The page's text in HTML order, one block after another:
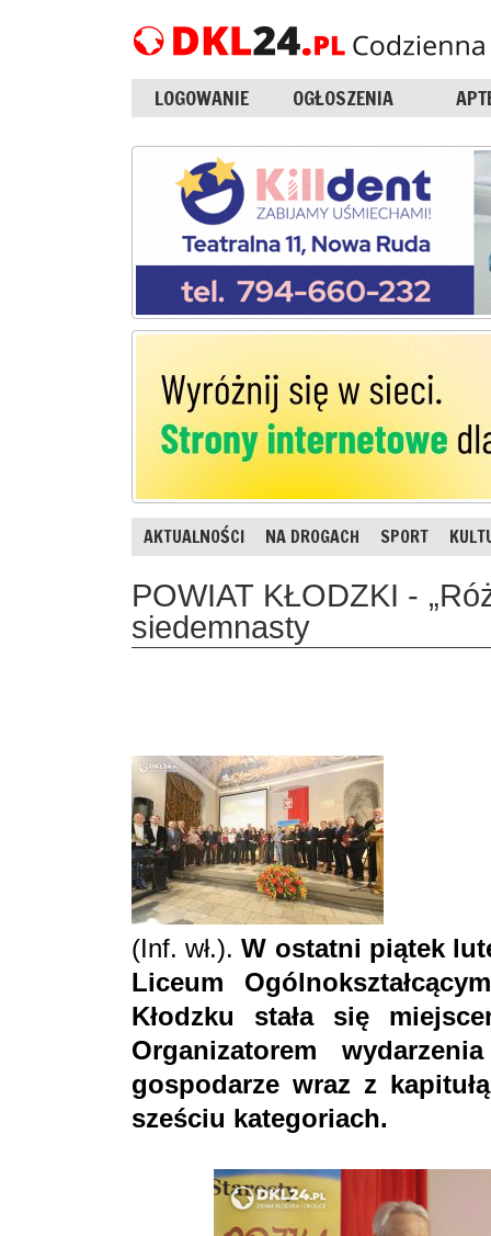
LOGOWANIE OGŁOSZENIA
AKTUALNOŚCI NA DROGACH SPORT
POWIAT KŁODZKI -
siedemnasty
(Inf. wł.).W ostatni piątek
Liceum
Kłodzku stała się
Organizatorem
gospodarze wraz z
sześciu kategoriach.